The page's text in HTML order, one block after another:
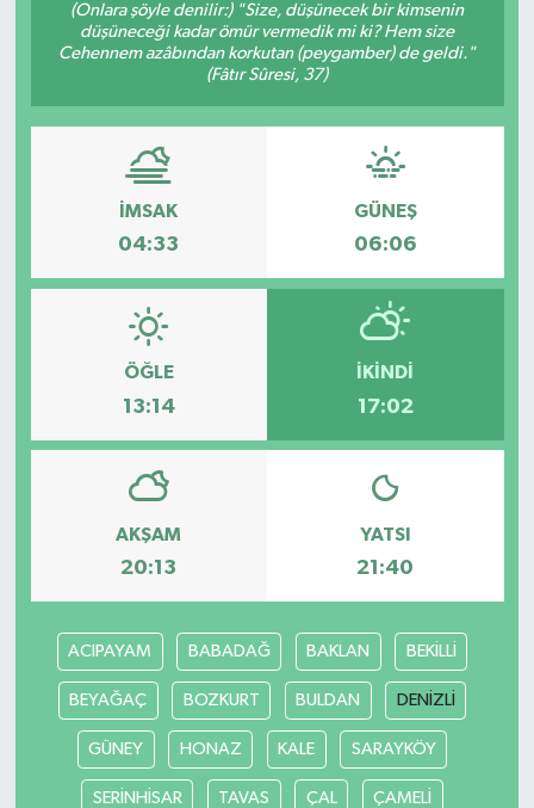
(Onlara şöyle denilir:) "Size, düşünecek bir kimsenin
düşüneceği kadar ömür vermedik mi ki? Hem size
Cehennem azâbından korkutan (peygamber) de geldi."
(Fâtır Sûresi, 37)
İMSAK
04:33
GÜNEŞ
06:06
ÖĞLE
13:14
İKINDI
17:02
AKŞAM
20:13
YATSI
21:40
ACIPAYAM BABADAĞ BAKLAN BEKİLLİ
BEYAĞAÇ BOZKURT BULDAN DENİZLİ
GÜNEY HONAZ KALE SARAYKÖY
SERİNHİSAR TAVAS ÇAL ÇAMELİ
İLÇE HABERLERİ
KÜLTÜR-SANAT
DÜNYA
MAGAZİN
YEREL YÖNETİM
SEÇİM 2011
ÜÇÜNCÜ SAYFA
BİLİMNET
Yemek